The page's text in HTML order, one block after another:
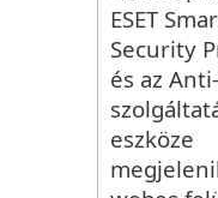
ESET
Security
és az
eszköze